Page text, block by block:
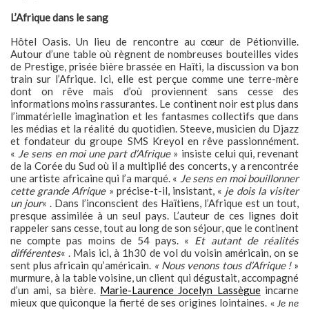
L’Afrique dans le sang
Hôtel Oasis. Un lieu de rencontre au cœur de Pétionville.
Autour d’une table où règnent de nombreuses bouteilles vides
de Prestige, prisée bière brassée en Haïti, la discussion va bon
train sur l’Afrique. Ici, elle est perçue comme une terre-mère
dont on rêve mais d’où proviennent sans cesse des
informations moins rassurantes. Le continent noir est plus dans
l’immatérielle imagination et les fantasmes collectifs que dans
les médias et la réalité du quotidien. Steeve, musicien du Djazz
et fondateur du groupe SMS Kreyol en rêve passionnément.
« Je sens en moi une part d’Afrique» insiste celui qui, revenant
de la Corée du Sud où il a multiplié des concerts, y a rencontrée
une artiste africaine qui l’a marqué. « Je sens en moi bouillonner
cette grande Afrique» précise-t-il, insistant, « je dois la visiter
un jour« . Dans l’inconscient des Haïtiens, l’Afrique est un tout,
presque assimilée à un seul pays. L’auteur de ces lignes doit
rappeler sans cesse, tout au long de son séjour, que le continent
ne compte pas moins de 54 pays. « Et autant de réalités
différentes« . Mais ici, à 1h30 de vol du voisin américain, on se
sent plus africain qu’américain. « Nous venons tous d’Afrique !»
murmure, à la table voisine, un client qui dégustait, accompagné
d’un ami, sa bière. Marie-Laurence Jocelyn Lassègueincarne
mieux que quiconque la fierté de ses origines lointaines. «Je ne